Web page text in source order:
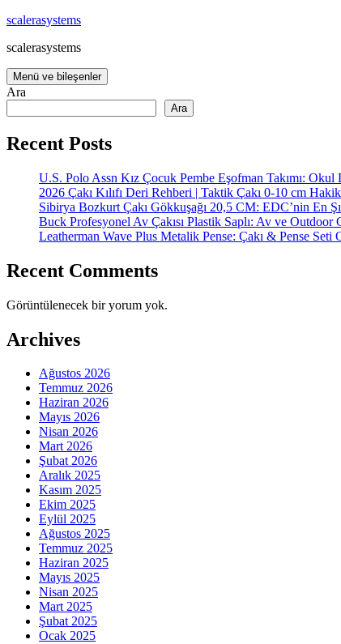
İçeriğe
scalerasystems
scalerasystems
Menü ve bileşenler
Ara
Ara
Recent Posts
U.S. Polo Assn Kız Çocuk Pembe Eşofman Takımı:
2026 Çakı Kılıfı Deri Rehberi | Taktik Çakı 0-10 cm
Sibirya Bozkurt Çakı Gökkuşağı 20,5 CM: EDC’nin En
Buck Profesyonel Av Çakısı Plastik Saplı: Av ve
Leatherman Wave Plus Metalik Pense: Çakı & Pense
Recent Comments
Görüntülenecek bir yorum yok.
Archives
Ağustos 2026
Temmuz 2026
Haziran 2026
Mayıs 2026
Nisan 2026
Mart 2026
Şubat 2026
Aralık 2025
Kasım 2025
Ekim 2025
Eylül 2025
Ağustos 2025
Temmuz 2025
Haziran 2025
Mayıs 2025
Nisan 2025
Mart 2025
Şubat 2025
Ocak 2025